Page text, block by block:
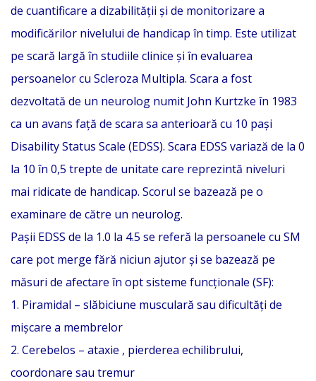
de cuantificare a dizabilității și de monitorizare a
modificărilor nivelului de handicap în timp. Este utilizat
pe scară largă în studiile clinice și în evaluarea
persoanelor cu Scleroza Multipla. Scara a fost
dezvoltată de un neurolog numit John Kurtzke în 1983
ca un avans față de scara sa anterioară cu 10 pași
Disability Status Scale (EDSS). Scara EDSS variază de la 0
la 10 în 0,5 trepte de unitate care reprezintă niveluri
mai ridicate de handicap. Scorul se bazează pe o
examinare de către un neurolog.
Pașii EDSS de la 1.0 la 4.5 se referă la persoanele cu SM
care pot merge fără niciun ajutor și se bazează pe
măsuri de afectare în opt sisteme funcționale (SF):
1. Piramidal – slăbiciune musculară sau dificultăți de
mișcare a membrelor
2. Cerebelos – ataxie , pierderea echilibrului,
coordonare sau tremur